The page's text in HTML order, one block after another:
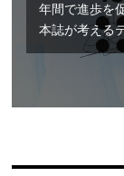
年間で進歩を
本誌が考える